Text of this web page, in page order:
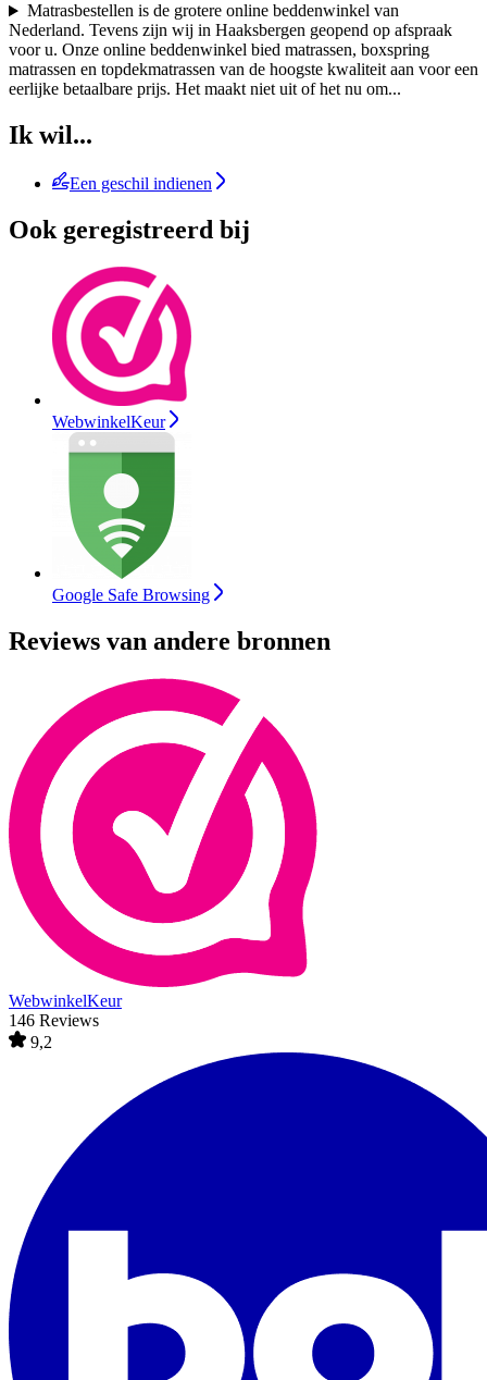
Matrasbestellen is de grotere online beddenwinkel van
Nederland. Tevens zijn wij in Haaksbergen geopend op afspraak
voor u. Onze online beddenwinkel bied matrassen, boxspring
matrassen en topdekmatrassen van de hoogste kwaliteit aan voor een
eerlijke betaalbare prijs. Het maakt niet uit of het nu om...
Ik wil...
Een geschil indienen
Ook geregistreerd bij
WebwinkelKeur
Google Safe Browsing
Reviews van andere bronnen
WebwinkelKeur
146 Reviews
9,2